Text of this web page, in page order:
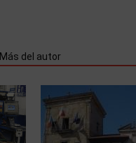
Más del autor